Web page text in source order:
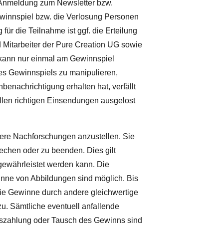
zum Newsletter bzw.
bzw. die Verlosung Personen
für die Teilnahme ist ggf. die Erteilung
Mitarbeiter der Pure Creation UG sowie
nur einmal am Gewinnspiel
Gewinnspiels zu manipulieren,
erhalten hat, verfällt
richtigen Einsendungen ausgelost
Nachforschungen anzustellen. Sie
oder zu beenden. Dies gilt
werden kann. Die
von Abbildungen sind möglich. Bis
Gewinne durch andere gleichwertige
Sämtliche eventuell anfallende
oder Tausch des Gewinns sind